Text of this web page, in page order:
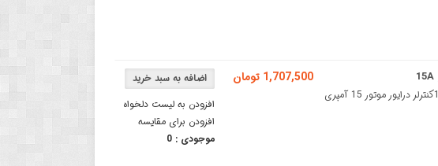
افزودن به لیست دلخواه
افزودن برای مقایسه
موجودی :0
1,707,500 تومان
برد کنترلر درایور موتور 12 تا 36 ولتی 500w و 15Aکنترلر درایور موتور 15 آمپری